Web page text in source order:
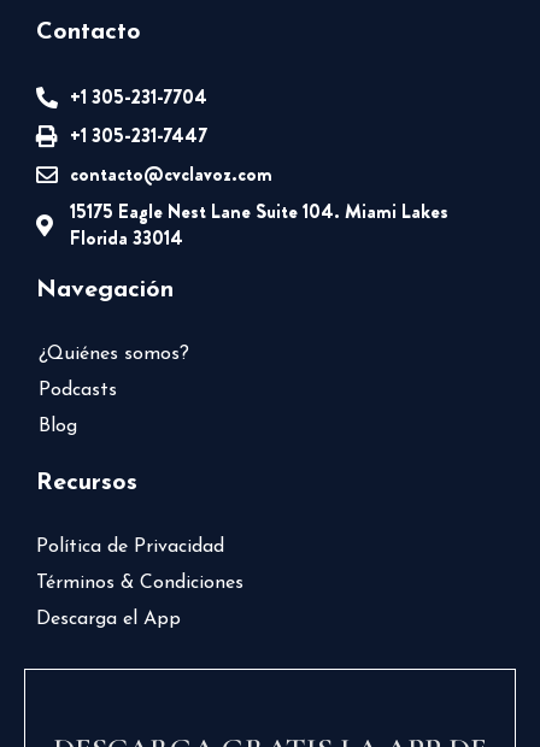
Contacto
+1 305-231-7704
+1 305-231-7447
contacto@cvclavoz.com
15175 Eagle Nest Lane Suite 104. Miami Lakes
Florida 33014
Navegación
¿Quiénes somos?
Podcasts
Blog
Recursos
Política de Privacidad
Términos & Condiciones
Descarga el App